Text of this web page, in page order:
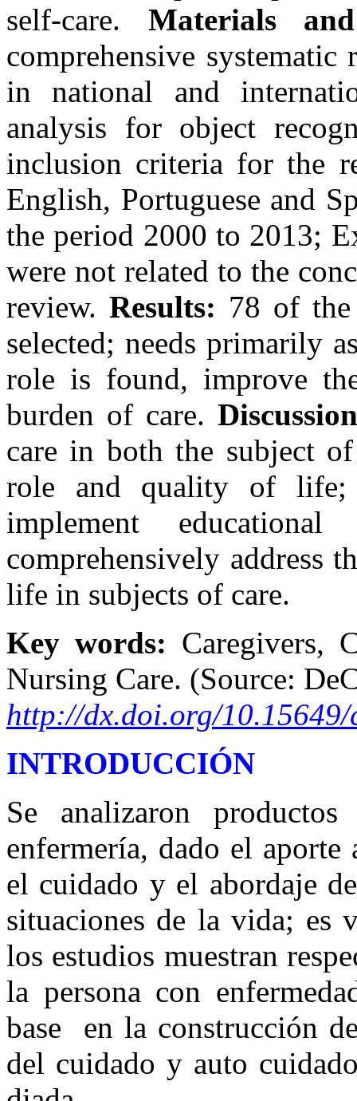
self-care. Materials
comprehensive
in national and
analysis for object
inclusion criteria for the
English, Portuguese and
the period 2000 to 2013;
were not related to the
review. Results: 78 of
selected; needs primarily
role is found, improve
burden of care.
care in both the subject
role and quality of life;
implement
comprehensively address
life in subjects of care.
Key words: Caregivers,
Nursing Care. (Source:
http://dx.doi.org/
INTRODUCCIÓN
Se analizaron productos
enfermería, dado el aporte
el cuidado y el abordaje
situaciones de la vida; es
los estudios muestran
la persona con
base en la construcción
del cuidado y auto